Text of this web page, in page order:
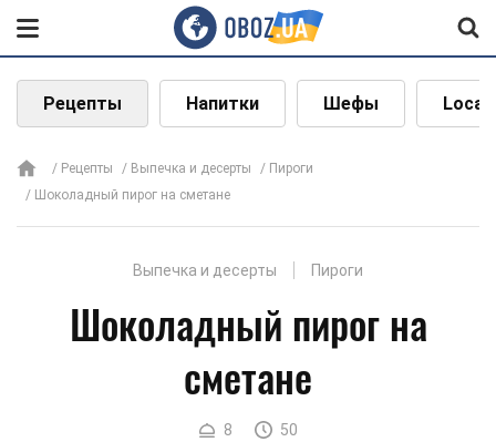
Рецепты Напитки Шефы Local
Рецепты Выпечка и десерты
Пироги
Шоколадный пирог на сметане
Выпечка и десерты Пироги
Шоколадный пирог на
сметане
8
50